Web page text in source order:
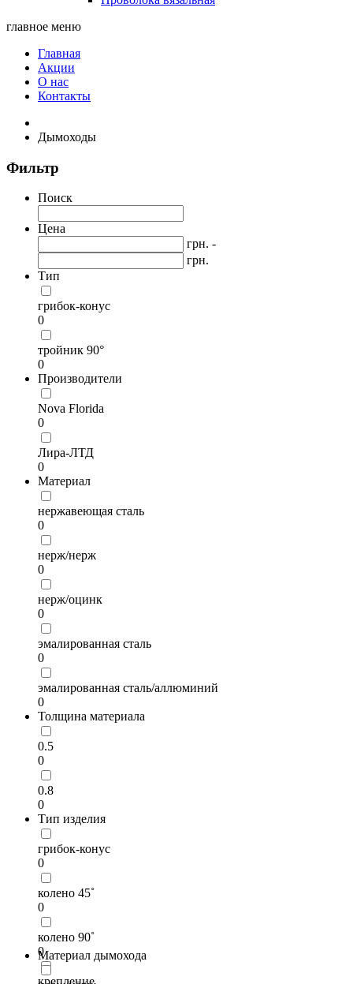
главное меню
Главная
Акции
О нас
Контакты
Дымоходы
Фильтр
Поиск
Цена
грн. -
грн.
Тип
грибок-конус
0
тройник 90°
0
Производители
Nova Florida
0
Лира-ЛТД
0
Материал
нержавеющая сталь
0
нерж/нерж
0
нерж/оцинк
0
эмалированная сталь
0
эмалированная сталь/аллюминий
0
Толщина материала
0.5
0
0.8
0
Тип изделия
грибок-конус
0
колено 45˚
0
колено 90˚
0
Материал дымохода